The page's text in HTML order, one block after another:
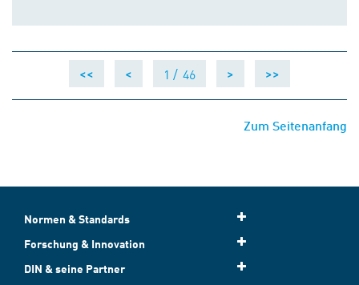
<< < 1 / 46 > >>
Zum Seitenanfang
Normen & Standards
Forschung & Innovation
DIN & seine Partner